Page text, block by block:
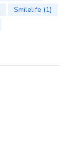
Smilelife (1)